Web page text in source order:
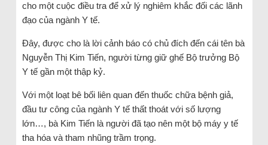
cho một cuộc điều tra để xử lý nghiêm khắc đối các lãnh
đạo của ngành Y tế.
Đây, được cho là lời cảnh báo có chủ đích đến cái tên bà
Nguyễn Thị Kim Tiến, người từng giữ ghế Bộ trưởng Bộ
Y tế gần một thập kỷ.
Với một loạt bê bối liên quan đến thuốc chữa bệnh giả,
đầu tư công của ngành Y tế thất thoát với số lượng
lớn…, bà Kim Tiến là người đã tạo nên một bộ máy y tế
tha hóa và tham nhũng trầm trọng.